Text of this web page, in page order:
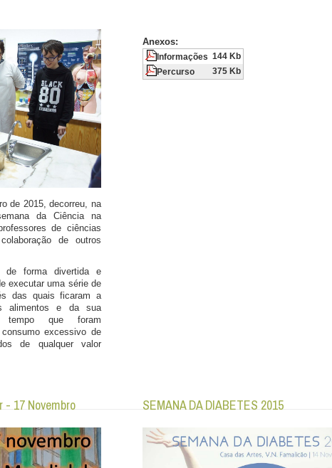
de 2015, decorreu, na
da Ciência na
de ciências
de outros
forma divertida e
executar uma série de
das quais ficaram a
alimentos e da sua
tempo que foram
excessivo de
de qualquer valor
Anexos:
Informações 144 Kb
Percurso
375 Kb
- 17 Novembro SEMANA DA DIABETES 2015